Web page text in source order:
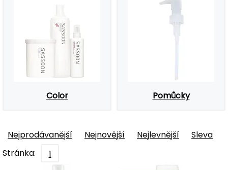
Color Pomůcky
Nejprodávanější Nejnovější Nejlevnější
Sleva
Stránka:
1